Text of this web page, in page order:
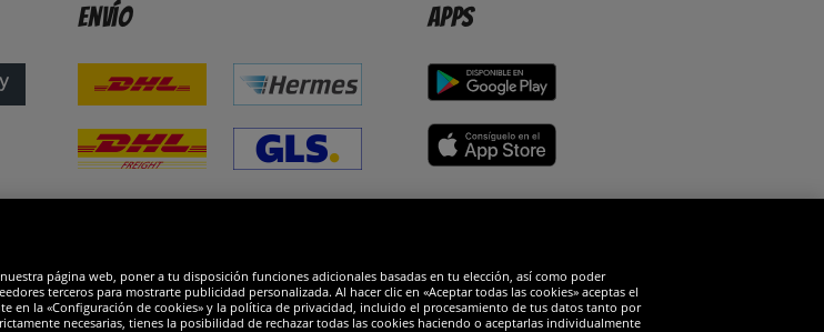
Envío Apps
página web, poner a tu disposición funciones adicionales basadas en tu elección, así como poder
terceros para mostrarte publicidad personalizada. Al hacer clic en «Aceptar todas las cookies» aceptas el
en la «Configuración de cookies» y la política de privacidad, incluido el procesamiento de tus datos tanto por
necesarias, tienes la posibilidad de rechazar todas las cookies haciendo o aceptarlas individualmente